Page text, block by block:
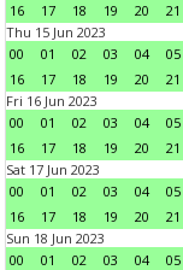
16
17 18 19 20 21
Thu 15 Jun 2023
00
01 02 03 04 05
16
17 18 19 20 21
Fri 16 Jun 2023
00
01 02 03 04 05
16
17 18 19 20 21
Sat 17 Jun 2023
00
01 02 03 04 05
16
17 18 19 20 21
Sun 18 Jun 2023
00
01 02 03 04 05